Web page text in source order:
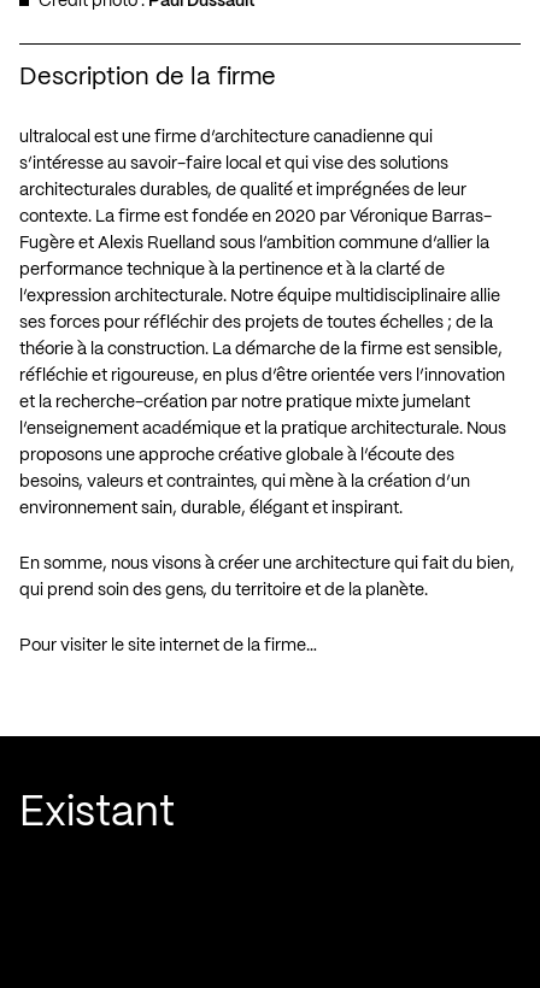
Description de la firme
ultralocal est une firme d’architecture canadienne qui
s’intéresse au savoir-faire local et qui vise des solutions
architecturales durables, de qualité et imprégnées de leur
contexte. La firme est fondée en 2020 par Véronique Barras-
Fugère et Alexis Ruelland sous l’ambition commune d’allier la
performance technique à la pertinence et à la clarté de
l’expression architecturale. Notre équipe multidisciplinaire allie
ses forces pour réfléchir des projets de toutes échelles ; de la
théorie à la construction. La démarche de la firme est sensible,
réfléchie et rigoureuse, en plus d’être orientée vers l’innovation
et la recherche-création par notre pratique mixte jumelant
l’enseignement académique et la pratique architecturale. Nous
proposons une approche créative globale à l’écoute des
besoins, valeurs et contraintes, qui mène à la création d’un
environnement sain, durable, élégant et inspirant.
En somme, nous visons à créer une architecture qui fait du bien,
qui prend soin des gens, du territoire et de la planète.
Pour visiter le site internet de la firme…
Existant